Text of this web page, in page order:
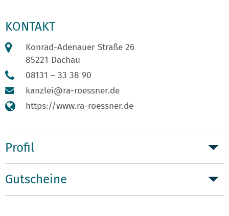
KONTAKT
Konrad-Adenauer Straße 26
85221 Dachau
08131 – 33 38 90
kanzlei@ra-roessner.de
https://www.ra-roessner.de
Profil
Gutscheine